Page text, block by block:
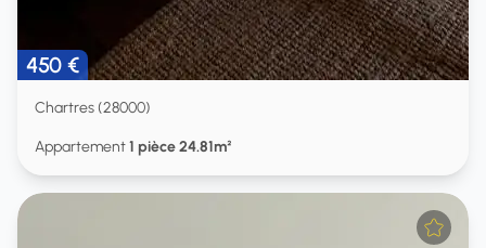
450 €
Chartres (28000)
Appartement1 pièce 24.81m²